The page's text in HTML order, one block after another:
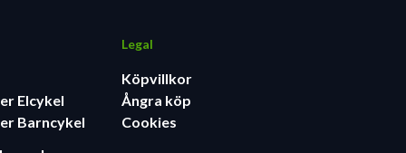
Elcykel
Barncykel
Legal
Köpvillkor
Ångra köp
Cookies